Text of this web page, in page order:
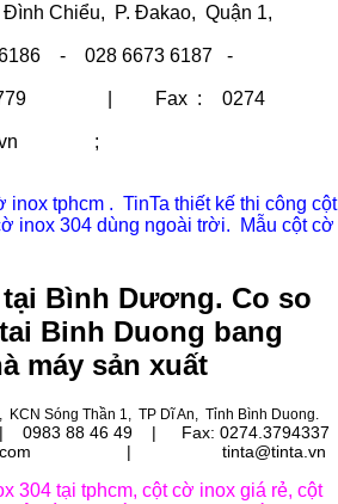
Chiểu, P. Đakao, Quận 1,
6186 - 028 6673 6187 -
779 | Fax :
0274
;
inox tphcm . TinTa thiết kế thi công cột
inox 304 dùng ngoài trời. Mẫu cột cờ
Bình Dương. Co so
Binh Duong bang
máy sản xuất
Sóng Thần 1, TP Dĩ An, Tỉnh Bình Duong.
| 0983 88 46 49 |
Fax: 0274.3794337
| tinta@tinta.vn
304 tại tphcm, cột cờ inox giá rẻ, cột